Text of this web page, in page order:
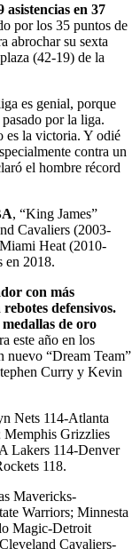
en 37
por los 35 puntos de
abrochar su sexta
(42-19) de la
es genial, porque
por la liga.
es la victoria. Y odié
contra un
el hombre récord
, “King James”
Cavaliers (2003-
Heat (2010-
en 2018.
con más
defensivos.
de oro
este año en los
nuevo “Dream Team”
Curry y Kevin
Nets 114-Atlanta
Memphis Grizzlies
Lakers 114-Denver
118.
Mavericks-
Warriors; Minnesta
Magic-Detroit
Cavaliers-